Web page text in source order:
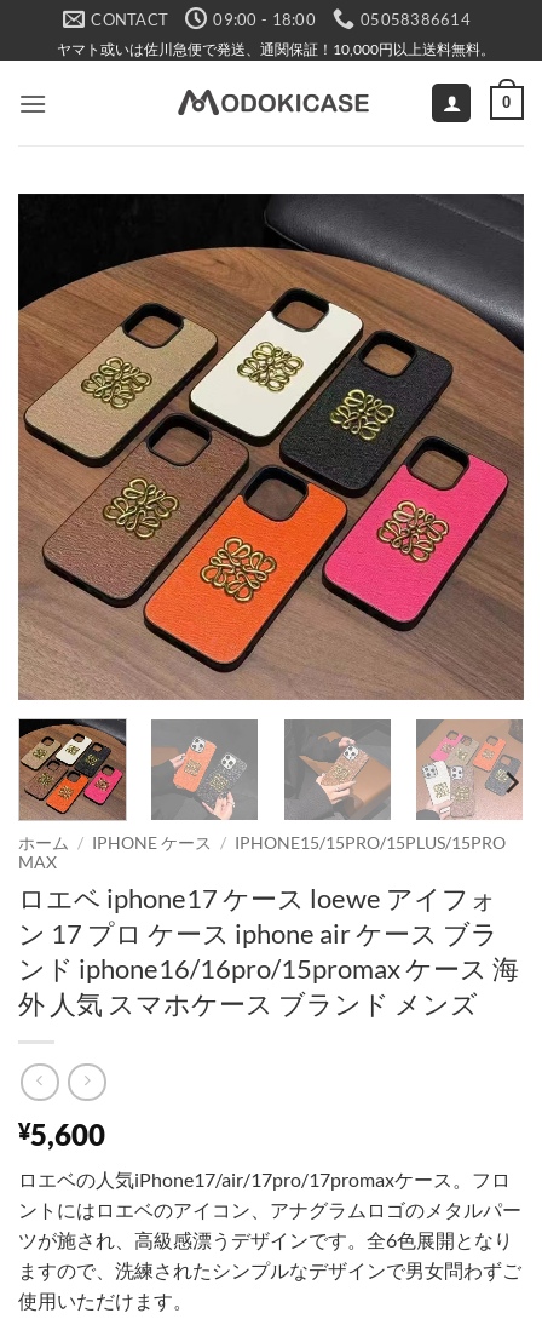
CONTACT 09:00 - 18:00 05058386614
ヤマト或いは佐川急便で発送、通関保証！10,000円以上送料無料。
0
ホーム / IPHONE ケース / IPHONE15/15PRO/15PLUS/15PRO
MAX
ロエベ iphone17 ケース loewe アイフォ
ン 17 プロ ケース iphone air ケース ブラ
ンド iphone16/16pro/15promax ケース 海
外 人気 スマホケース ブランド メンズ
¥5,600
ロエベの人気iPhone17/air/17pro/17promaxケース。フロ
ントにはロエベのアイコン、アナグラムロゴのメタルパー
ツが施され、高級感漂うデザインです。全6色展開となり
ますので、洗練されたシンプルなデザインで男女問わずご
使用いただけます。